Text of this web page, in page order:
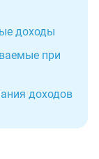
доходы
при
доходов